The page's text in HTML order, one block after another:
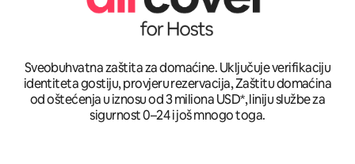
Sveobuhvatna zaštita za domaćine. Uključuje verifikaciju
identiteta gostiju, provjeru rezervacija, Zaštitu domaćina
od oštećenja u iznosu od 3 miliona USD*, liniju službe za
sigurnost 0–24 i još mnogo toga.